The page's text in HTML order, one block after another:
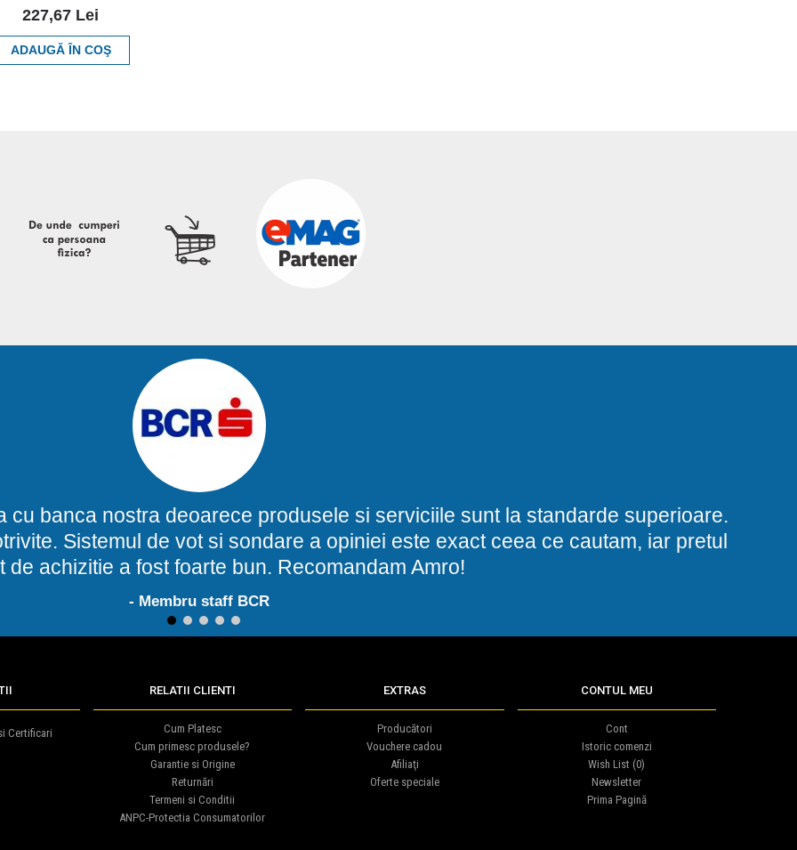
227,67 Lei
ADAUGĂ ÎN COŞ
cu banca nostra deoarece produsele si serviciile sunt la standarde superioare.
Sistemul de vot si sondare a opiniei este exact ceea ce cautam, iar pretul
de achizitie a fost foarte bun. Recomandam Amro!
- Membru staff BCR
1 2 3 4 5
Certificari
RELATII CLIENTI
Cum Platesc
Cum primesc produsele?
Garantie si Origine
Returnări
Termeni si Conditii
ANPC-Protectia Consumatorilor
EXTRAS
Producători
Vouchere cadou
Afiliaţi
Oferte speciale
CONTUL MEU
Cont
Istoric comenzi
Wish List (0)
Newsletter
Prima Pagină